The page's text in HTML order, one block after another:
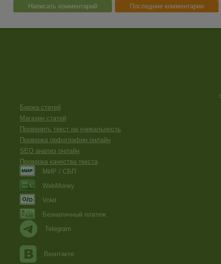
Написать комментарий Последние комментарии
Биржа статей
Магазин статей
Проверить текст на уникальность
Проверка орфографии онлайн
SEO анализ онлайн
Проверка качества текста
МИР / СБП
WebMoney
Volet
Безналичный платеж
Telegram
Вконтакте